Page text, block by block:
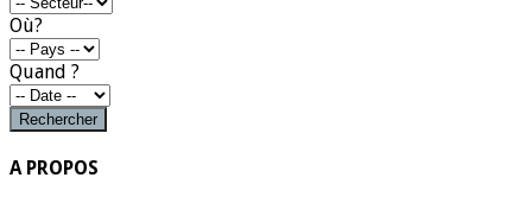
Où?
Quand ?
A PROPOS